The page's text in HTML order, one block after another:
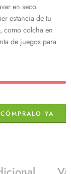
en seco.
estancia de tu
como colcha en
de juegos para
CÓMPRALO YA